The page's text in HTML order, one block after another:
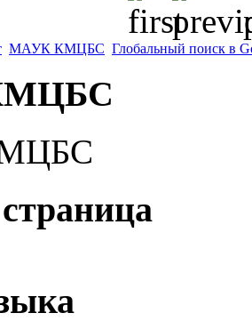
МАУК КМЦБС Глобальный поиск в